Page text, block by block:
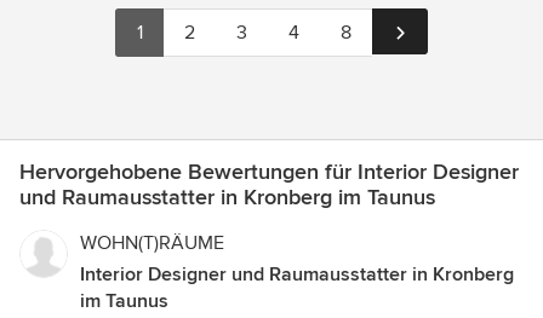
1 2 3 4 8
Hervorgehobene Bewertungen für Interior Designer
und Raumausstatter in Kronberg im Taunus
WOHN(T)RÄUME
Interior Designer und Raumausstatter in Kronberg
im Taunus